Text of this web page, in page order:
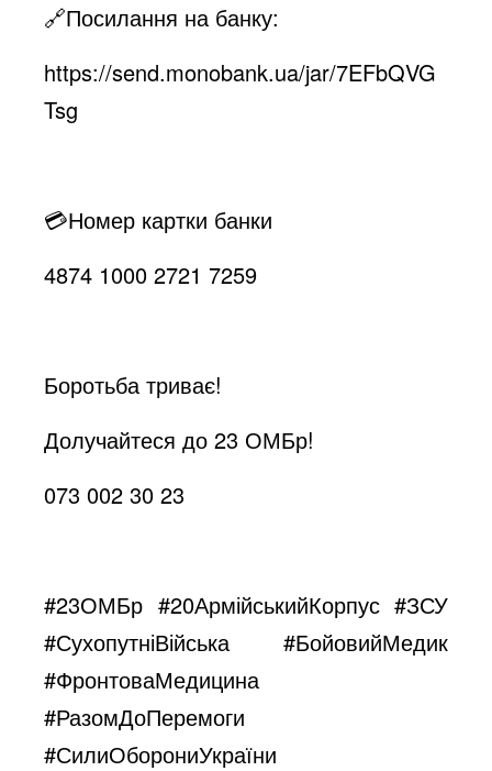
🔗Посилання на банку:
https://send.monobank.ua/jar/7EFbQVG
Tsg
💳Номер картки банки
4874 1000 2721 7259
Боротьба триває!
Долучайтеся до 23 ОМБр!
073 002 30 23
#23ОМБр #20АрмійськийКорпус #ЗСУ
#СухопутніВійська
#БойовийМедик
#ФронтоваМедицина
#РазомДоПеремоги
#СилиОборониУкраїни